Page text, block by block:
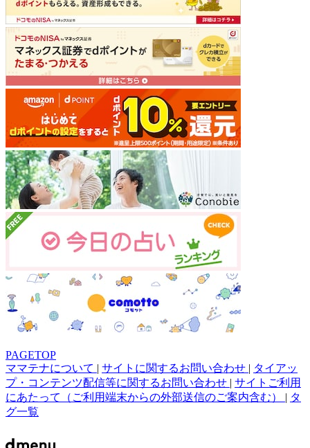
PAGETOP
ママテナについて | サイトに関するお問い合わせ | タイアッ
プ・コンテンツ配信等に関するお問い合わせ | サイトご利用
にあたって（ご利用端末からの外部送信のご案内含む） | タ
グ一覧